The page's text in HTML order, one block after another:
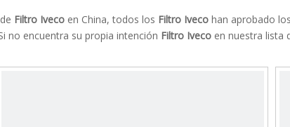
Filtro Iveco en China, todos los Filtro Iveco han aprobado
no encuentra su propia intención Filtro Iveco en nuestra lista